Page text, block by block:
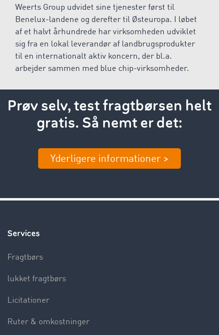
Weerts Group udvidet sine tjenester først til
Benelux-landene og derefter til Østeuropa. I løbet
af et halvt århundrede har virksomheden udviklet
sig fra en lokal leverandør af landbrugsprodukter
til en internationalt aktiv koncern, der bl.a.
arbejder sammen med blue chip-virksomheder.
Prøv selv, test fragtbørsen helt
gratis. Så nemt er det:
Yderligere informationer >
Services
Fragtbørs
lukket fragtbørs
Licitationer
Ruter & omkostninger